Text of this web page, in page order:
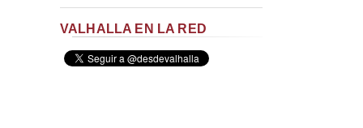
VALHALLA EN LA RED